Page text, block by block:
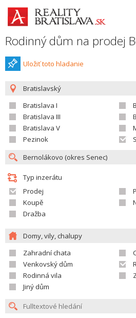
Rodinný dům na prodej
Uložiť toto hladanie
Bratislavský
Bratislava I
Bratislava III
Bratislava V
Pezinok
Typ inzerátu
Prodej
Koupě
Dražba
Domy, vily, chalupy
Zahradní chata
Venkovský dům
Rodinná vila
Jiný dům